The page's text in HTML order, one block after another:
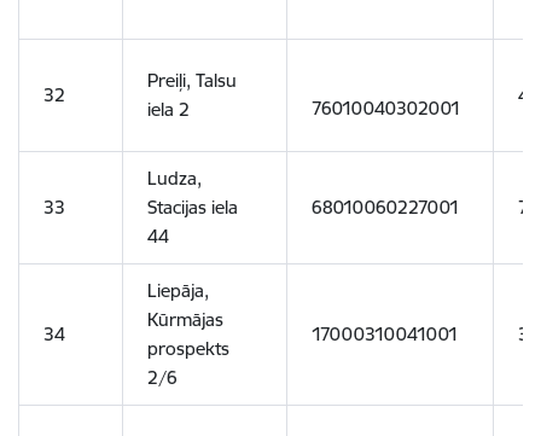
32
Preiļi, Talsu
iela 2
76010040302001
33
Ludza,
Stacijas iela
44
68010060227001
34
Liepāja,
Kūrmājas
prospekts
2/6
17000310041001